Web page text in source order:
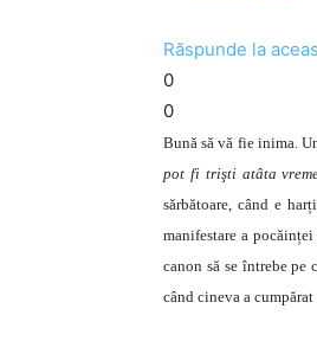
Răspunde la
0
0
Bună să vă fie inima.
pot fi trişti atâta
sărbătoare, când e
manifestare a
canon să se întrebe pe
când cineva a